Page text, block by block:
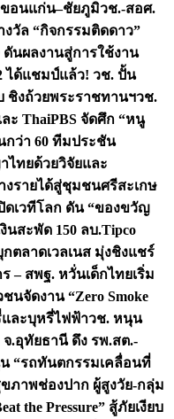
ขอนแก่น–ชัยภูมิวช.-สอศ.
วัล “กิจกรรมติดดาว”
ดันผลงานสู่การใช้งาน
ได้แชมป์แล้ว! วช. ปั้น
ชิงถ้วยพระราชทานฯวช.
ะ ThaiPBS จัดศึก “หนู
กว่า 60 ทีมประชัน
ทยด้วยวิจัยและ
รายได้สู่ชุมชนศรีสะเกษ
ดเวทีโลก ดัน “ของขวัญ
นสะพัด 150 ลบ.Tipco
ตลาดเวลเนส มุ่งชิงแชร์
– สพฐ. หวั่นเด็กไทยเริ่ม
นจัดงาน “Zero Smoke
และบุหรี่ไฟฟ้าวช. หนุน
.อุทัยธานี ดึง รพ.สต.-
“รถทันตกรรมเคลื่อนที่
ภาพช่องปาก ผู้สูงวัย-กลุ่ม
the Pressure” สู้ภัยเงียบ